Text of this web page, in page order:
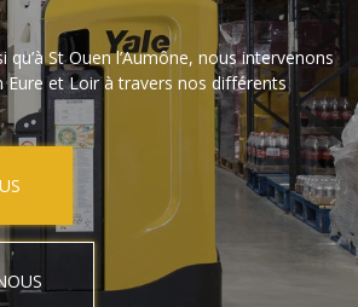
qu’à St Ouen l’Aumône, nous intervenons
Eure et Loir à travers nos différents